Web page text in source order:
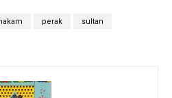
perak sultan